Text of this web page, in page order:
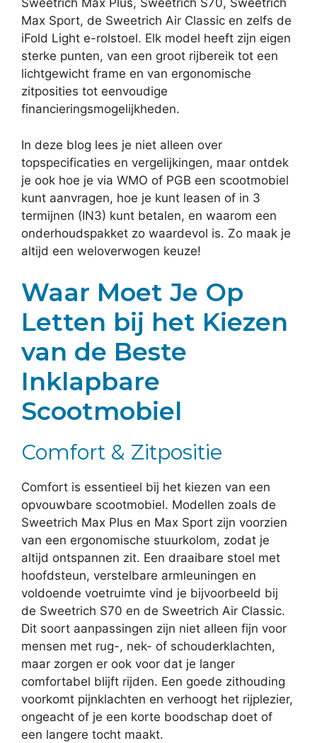
Sweetrich Max Plus, Sweetrich S70, Sweetrich
Max Sport, de Sweetrich Air Classic en zelfs de
iFold Light e-rolstoel. Elk model heeft zijn eigen
sterke punten, van een groot rijbereik tot een
lichtgewicht frame en van ergonomische
zitposities tot eenvoudige
financieringsmogelijkheden.
In deze blog lees je niet alleen over
topspecificaties en vergelijkingen, maar ontdek
je ook hoe je via WMO of PGB een scootmobiel
kunt aanvragen, hoe je kunt leasen of in 3
termijnen (IN3) kunt betalen, en waarom een
onderhoudspakket zo waardevol is. Zo maak je
altijd een weloverwogen keuze!
Waar Moet Je Op
Letten bij het Kiezen
van de Beste
Inklapbare
Scootmobiel
Comfort & Zitpositie
Comfort is essentieel bij het kiezen van een
opvouwbare scootmobiel. Modellen zoals de
Sweetrich Max Plus en Max Sport zijn voorzien
van een ergonomische stuurkolom, zodat je
altijd ontspannen zit. Een draaibare stoel met
hoofdsteun, verstelbare armleuningen en
voldoende voetruimte vind je bijvoorbeeld bij
de Sweetrich S70 en de Sweetrich Air Classic.
Dit soort aanpassingen zijn niet alleen fijn voor
mensen met rug-, nek- of schouderklachten,
maar zorgen er ook voor dat je langer
comfortabel blijft rijden. Een goede zithouding
voorkomt pijnklachten en verhoogt het rijplezier,
ongeacht of je een korte boodschap doet of
een langere tocht maakt.